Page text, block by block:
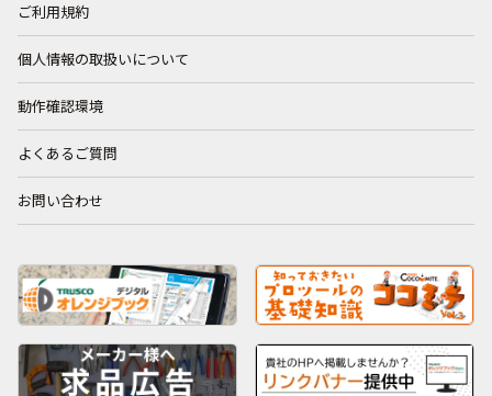
ご利用規約
個人情報の取扱いについて
動作確認環境
よくあるご質問
お問い合わせ